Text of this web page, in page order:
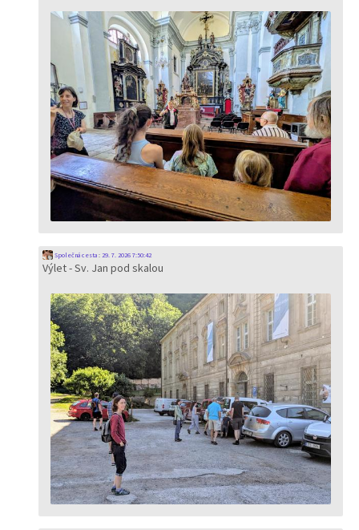
Společná cesta: 29. 7. 2026 7:50:42
Výlet - Sv. Jan pod skalou